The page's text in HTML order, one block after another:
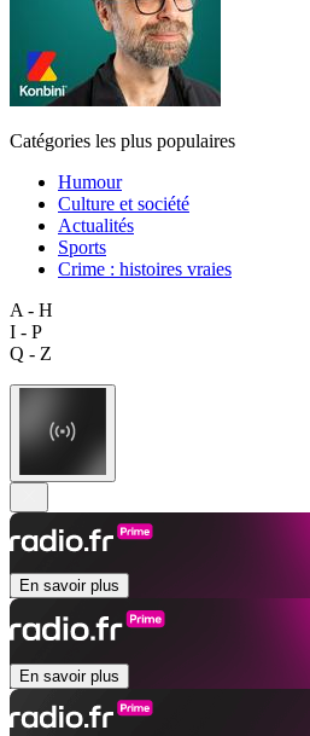
Catégories les plus populaires
Humour
Culture et société
Actualités
Sports
Crime : histoires vraies
A - H
I - P
Q - Z
En savoir plus
En savoir plus